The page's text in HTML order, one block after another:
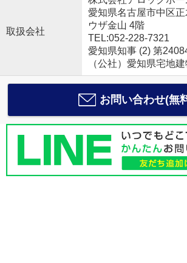
取扱会社
愛知県名古屋市中区
ウザ金山 4階
TEL:052-228-7321
愛知県知事 (2) 第
（公社）愛知県宅地
お問い合わせ(無